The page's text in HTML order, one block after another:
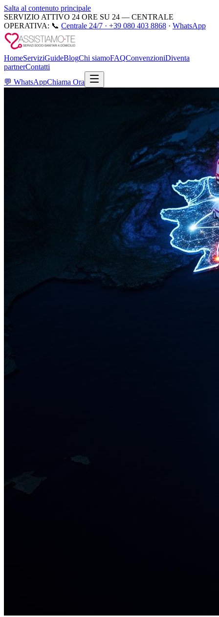
Salta al contenuto principale
SERVIZIO ATTIVO 24 ORE SU 24 — CENTRALE
OPERATIVA: 📞 Centrale 24/7 · +39 080 403 8868 · WhatsApp
HomeServiziGuideBlogChi siamoFAQConvenzioniDiventa
partnerContatti
💬 WhatsAppChiama Ora